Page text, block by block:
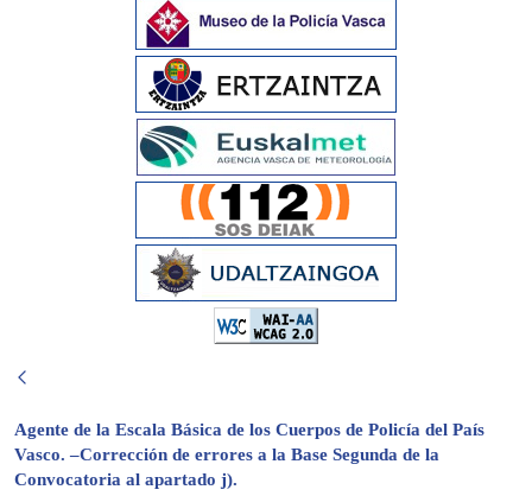
Agente de la Escala Básica de los Cuerpos de Policía del País
Vasco. –Corrección de errores a la Base Segunda de la
Convocatoria al apartado j).